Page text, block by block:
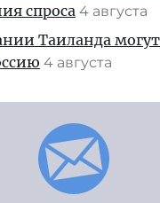
спроса 4 августа
Таиланда
4 августа